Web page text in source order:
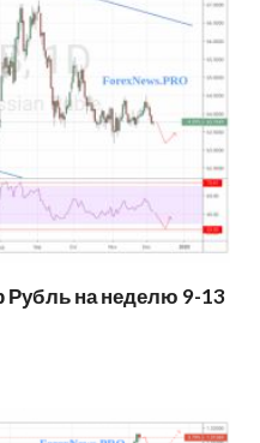
Рубль на неделю 9-13